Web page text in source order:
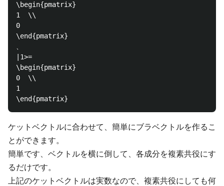
\begin{pmatrix}
1  \\
0
\end{pmatrix}
|1>=
\begin{pmatrix}
0  \\
1
ケットベクトルに合わせて、簡単にブラベクトルを作るこ
とができます。
簡単です、ベクトルを横に倒して、各成分を複素共役にす
るだけです。
上記のケットベクトルは実数なので、複素共役にしても何